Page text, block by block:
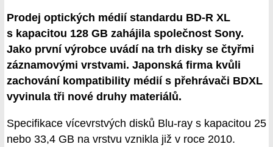
Prodej optických médií standardu BD-R XL
s kapacitou 128 GB zahájila společnost Sony.
Jako první výrobce uvádí na trh disky se čtyřmi
záznamovými vrstvami. Japonská firma kvůli
zachování kompatibility médií s přehrávači BDXL
vyvinula tři nové druhy materiálů.
Specifikace vícevrstvých disků Blu-ray s kapacitou 25
nebo 33,4 GB na vrstvu vznikla již v roce 2010.